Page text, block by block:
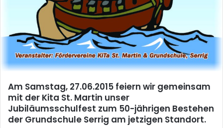
Am Samstag, 27.06.2015 feiern wir gemeinsam
mit der Kita St. Martin unser
Jubiläumsschulfest zum 50-jährigen Bestehen
der Grundschule Serrig am jetzigen Standort.